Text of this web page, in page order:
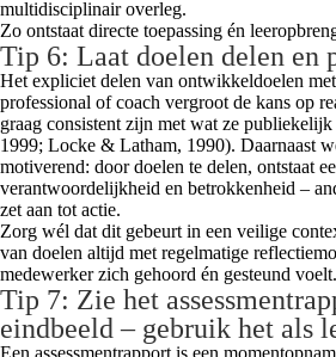
multidisciplinair overleg.
Zo ontstaat directe toepassing én
Tip 6: Laat doelen delen en
Het expliciet delen van ontwikkeldoelen
professional of coach vergroot de kans op
graag consistent zijn met wat ze
1999; Locke & Latham, 1990). Daarnaast
motiverend: door doelen te delen, ontstaat
verantwoordelijkheid en betrokkenheid –
zet aan tot actie.
Zorg wél dat dit gebeurt in een veilige
van doelen altijd met regelmatige
medewerker zich gehoord én gesteund voelt.
Tip 7: Zie het
eindbeeld – gebruik het als
Een assessmentrapport is een